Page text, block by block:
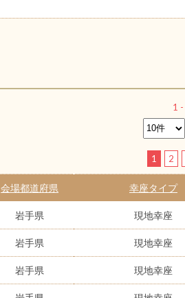
1 -
1 2
会場都道府県 幸座タイプ
岩手県 現地幸座
岩手県 現地幸座
岩手県 現地幸座